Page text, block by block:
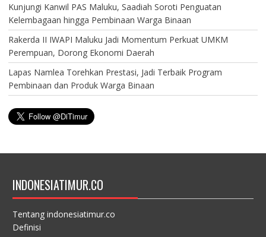
Kunjungi Kanwil PAS Maluku, Saadiah Soroti Penguatan
Kelembagaan hingga Pembinaan Warga Binaan
Rakerda II IWAPI Maluku Jadi Momentum Perkuat UMKM
Perempuan, Dorong Ekonomi Daerah
Lapas Namlea Torehkan Prestasi, Jadi Terbaik Program
Pembinaan dan Produk Warga Binaan
INDONESIATIMUR.CO
Tentang indonesiatimur.co
Definisi